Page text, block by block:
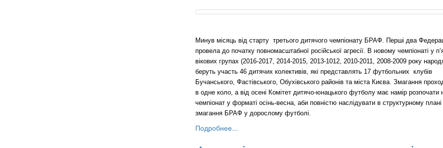
Минув місяць від старту третього дитячого чемпіонату БРАФ. Перші два
провела до початку повномасштабної російської агресії. В новому чемпіонаті у
вікових групах (2016-2017, 2014-2015, 2013-1012, 2010-2011, 2008-2009 року
беруть участь 46 дитячих колективів, які представлять 17 футбольних клубів
Бучанського, Фастівського, Обухівського районів та міста Києва. Змагання
в одне коло, а від осені Комітет дитячо-юнацького футболу має намір розпочати
чемпіонат у форматі осінь-весна, аби повністю наслідувати в структурному плані
змагання БРАФ у дорослому футболі.
Подробнее...